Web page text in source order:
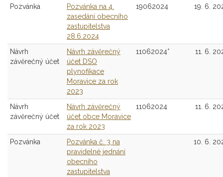
Pozvánka
Pozvánka na 4.
zasedání obecního
zastupitelstva
28.6.2024
19062024 19. 6.
Návrh
závěrečný účet
Návrh závěrečný
účet DSO
plynofikace
Moravice za rok
2023
11062024* 11. 6.
Návrh
závěrečný účet
Návrh závěrečný
účet obce Moravice
za rok 2023
11062024 11. 6.
Pozvánka
Pozvánka č. 3 na
pravidelné jednání
obecního
zastupitelstva
10. 6.